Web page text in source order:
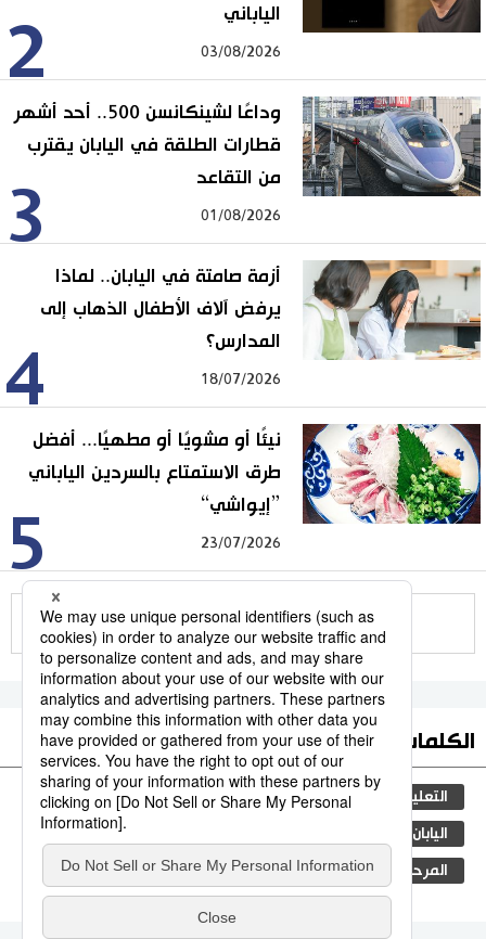
2
الياباني
03/08/2026
3
وداعًا لشينكانسن 500.. أحد أشهر
قطارات الطلقة في اليابان يقترب
من التقاعد
01/08/2026
4
أزمة صامتة في اليابان.. لماذا
يرفض آلاف الأطفال الذهاب إلى
المدارس؟
18/07/2026
5
نيئًا أو مشويًا أو مطهيًا... أفضل
طرق الاستمتاع بالسردين الياباني
”إيواشي“
23/07/2026
للمزيد
الكلمات الأكثر بحثا
التعليم الياباني ثقافة جيجي برس مجتمع
اليابان
المرحلة الابتدائية المطبخ الياباني الحكومة اليابانية